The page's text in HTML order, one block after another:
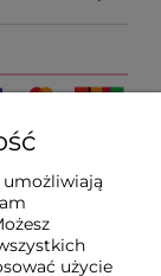
użycie